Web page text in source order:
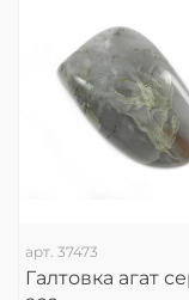
арт. 37473
Галтовка агат